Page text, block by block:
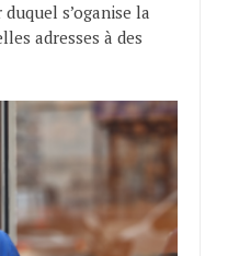
s’oganise la
adresses à des